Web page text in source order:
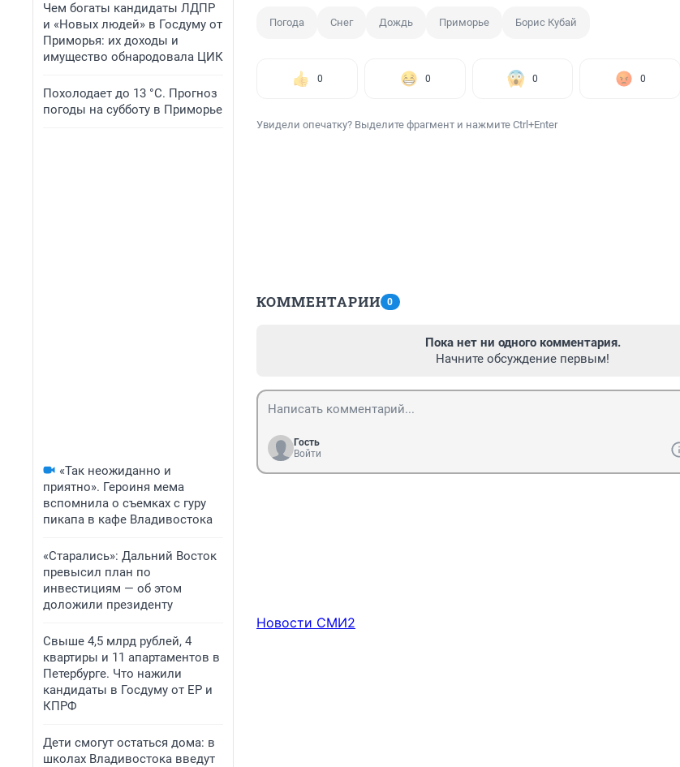
Чем богаты кандидаты ЛДПР
и «Новых людей» в Госдуму от
Приморья: их доходы и
имущество обнародовала ЦИК
Похолодает до 13 °C. Прогноз
погоды на субботу в Приморье
«Так неожиданно и
приятно». Героиня мема
вспомнила о съемках с гуру
пикапа в кафе Владивостока
«Старались»: Дальний Восток
превысил план по
инвестициям — об этом
доложили президенту
Свыше 4,5 млрд рублей, 4
квартиры и 11 апартаментов в
Петербурге. Что нажили
кандидаты в Госдуму от ЕР и
КПРФ
Дети смогут остаться дома: в
школах Владивостока введут
Погода Снег Дождь Приморье Борис Кубай
0 0 0 0
Увидели опечатку? Выделите фрагмент и нажмите Ctrl+Enter
КОММЕНТАРИИ 0
Пока нет ни одного комментария.
Начните обсуждение первым!
Гость
Войти
Новости СМИ2